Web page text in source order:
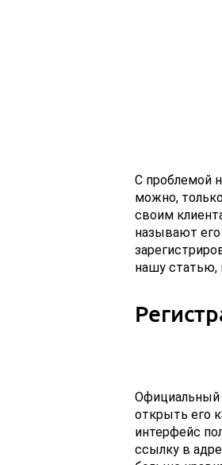
С проблемой
можно,
своим
называют
нашу статью,
Официальный
открыть его
интерфейс
ссылку в